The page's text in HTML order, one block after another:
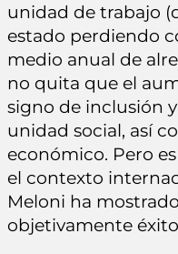
unidad de trabajo
estado perdiendo
medio anual de
no quita que el
signo de inclusión
unidad social, así
económico. Pero
el contexto
Meloni ha
objetivamente